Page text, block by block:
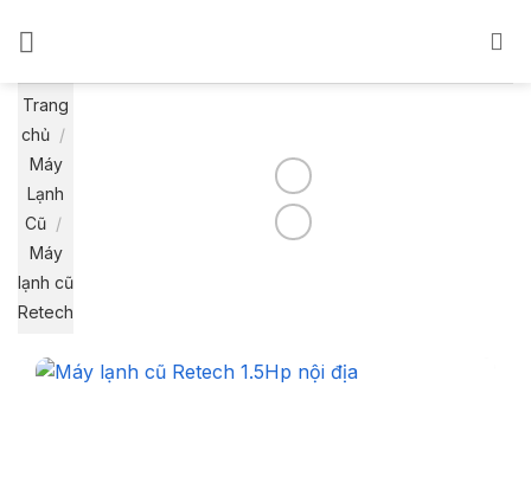
dungTrang
chủ /
Máy
Lạnh
Cũ /
Máy
lạnh cũ
Retech